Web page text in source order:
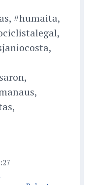
#humaita,